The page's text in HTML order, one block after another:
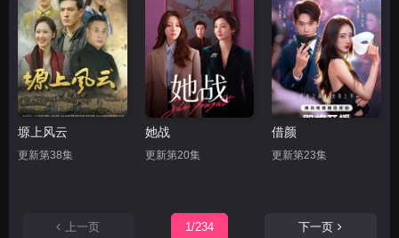
塬上风云
更新第38集
她战
更新第20集
借颜
更新第23集
上一页 1/234 下一页